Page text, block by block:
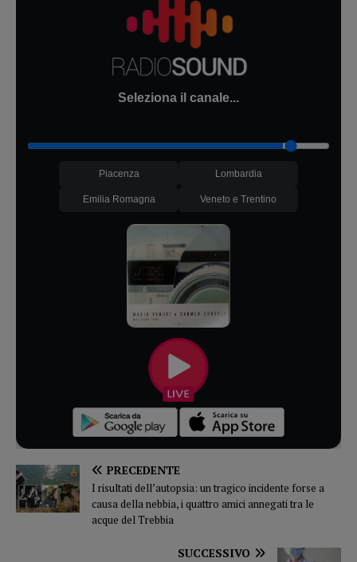
Seleziona il canale...
Piacenza Lombardia
Emilia Romagna Veneto e Trentino
PRECEDENTE
I risultati dell’autopsia: un tragico incidente forse a
causa della nebbia, i quattro amici annegati tra le
acque del Trebbia
SUCCESSIVO